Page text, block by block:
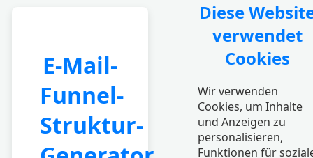
E-Mail-
Funnel-
Struktur-
Diese
verwendet
Cookies
Wir verwenden
Cookies, um Inhalte
und Anzeigen zu
personalisieren,
Funktionen für